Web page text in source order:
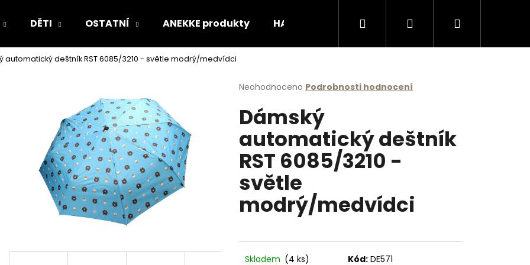
DĚTI OSTATNÍ ANEKKE produkty HANDMADE produkty Podporujeme
Hledat PřihlášeníNákupní
automatický deštník RST 6085/3210 - světle modrý/medvídci
Průměrné
produktu
je
z
5
hvězdiček.
Neohodnoceno Podrobnosti hodnocení
Dámský
automatický deštník
RST 6085/3210 -
světle
modrý/medvídci
Skladem (4 ks) Kód: DE571
Co potřebujete najít?
Doporučujeme